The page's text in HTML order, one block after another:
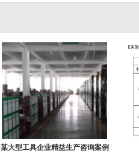
某大型工具企业精益生产咨询案例